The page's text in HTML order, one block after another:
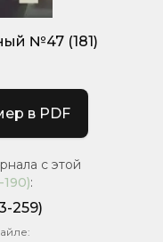
№47 (181)
в PDF
с этой
190):
259)